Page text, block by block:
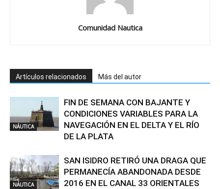
Comunidad Nautica
Artículos relacionados Más del autor
NÁUTICA
FIN DE SEMANA CON BAJANTE Y
CONDICIONES VARIABLES PARA LA
NAVEGACIÓN EN EL DELTA Y EL RÍO
DE LA PLATA
NÁUTICA
SAN ISIDRO RETIRÓ UNA DRAGA QUE
PERMANECÍA ABANDONADA DESDE
2016 EN EL CANAL 33 ORIENTALES